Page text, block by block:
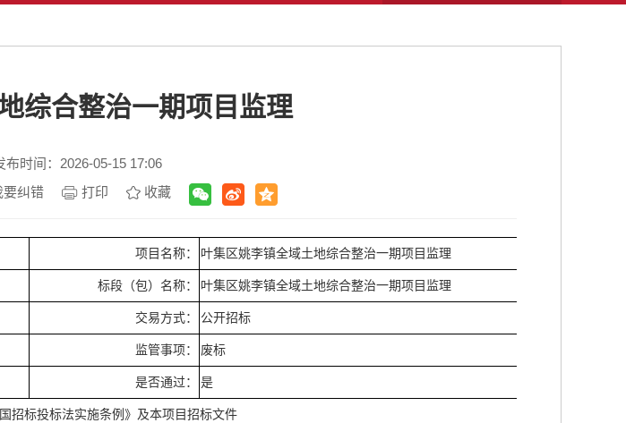
综合整治一期项目监理
布时间：2026-05-15 17:06
要纠错 打印 收藏
项目名称： 叶集区姚李镇全域土地综合整治一期项目监理
标段（包）名称： 叶集区姚李镇全域土地综合整治一期项目监理
交易方式： 公开招标
监管事项： 废标
是否通过： 是
招标投标法实施条例》及本项目招标文件